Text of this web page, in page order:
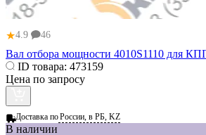
★4.9 46
Вал отбора мощности 4010S1110 для
ID товара: 473159
Цена по запросу
Доставка поРоссии, в РБ, KZ
В наличии